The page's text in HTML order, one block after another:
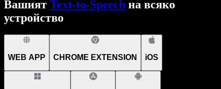
Вашият Text-to-Speech на всяко
устройство
WEB APP CHROME EXTENSION iOS